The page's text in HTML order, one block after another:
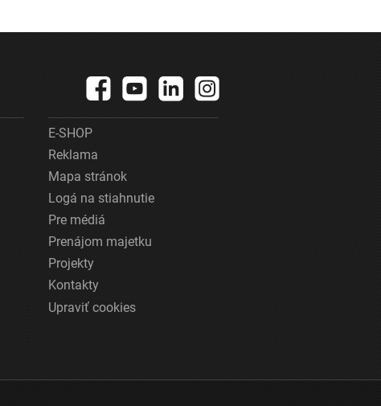
E-SHOP
Reklama
Mapa stránok
Logá na stiahnutie
Pre médiá
Prenájom majetku
Projekty
Kontakty
Upraviť cookies